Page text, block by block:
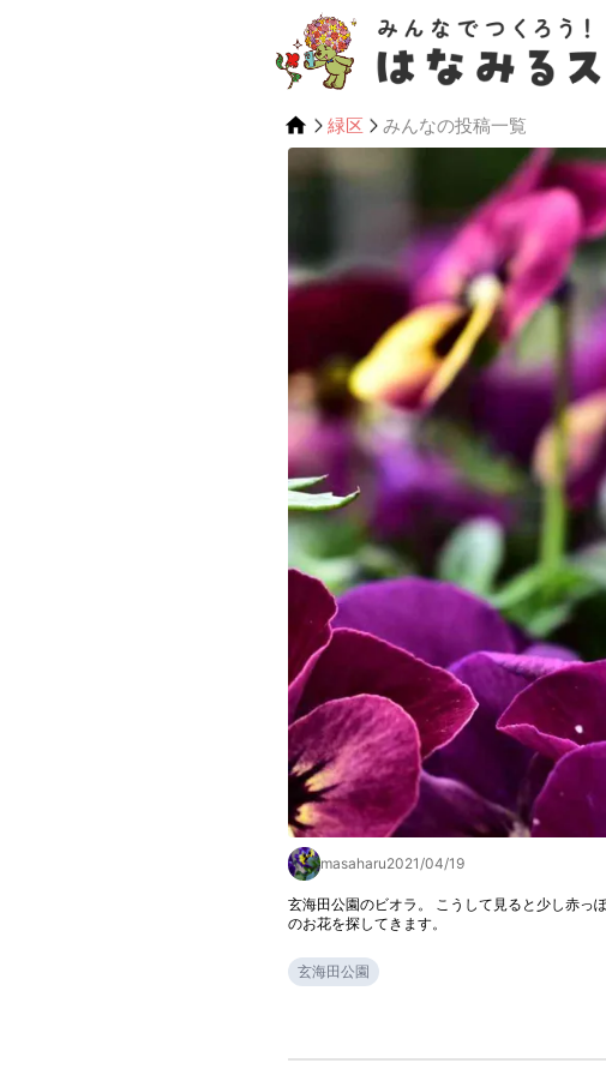
緑区 みんなの投稿一覧
masaharu2021/04/19
玄海田公園のビオラ。 こうして見ると少し赤っ
のお花を探してきます。
玄海田公園